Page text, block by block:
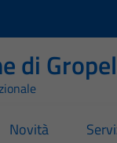
di
Novità